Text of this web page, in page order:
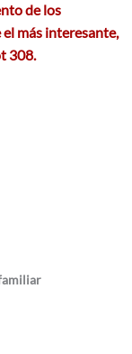
de los
el más interesante,
308.